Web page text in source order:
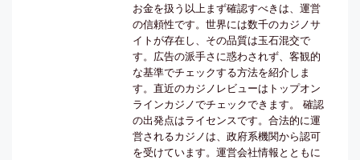
お金を扱う以上まず確認すべきは、運営
の信頼性です。世界には数千のカジノサ
イトが存在し、その品質は玉石混交で
す。広告の派手さに惑わされず、客観的
な基準でチェックする方法を紹介しま
す。直近のカジノレビューはトップオン
ラインカジノでチェックできます。 確認
の出発点はライセンスです。合法的に運
営されるカジノは、政府系機関から認可
を受けています。運営会社情報とともに